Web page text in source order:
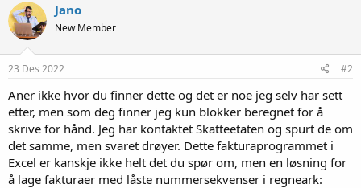
Jano
New Member
23 Des 2022 #2
Aner ikke hvor du finner dette og det er noe jeg selv har sett
etter, men som deg finner jeg kun blokker beregnet for å
skrive for hånd. Jeg har kontaktet Skatteetaten og spurt de om
det samme, men svaret drøyer. Dette fakturaprogrammet i
Excel er kanskje ikke helt det du spør om, men en løsning for
å lage fakturaer med låste nummersekvenser i regneark: